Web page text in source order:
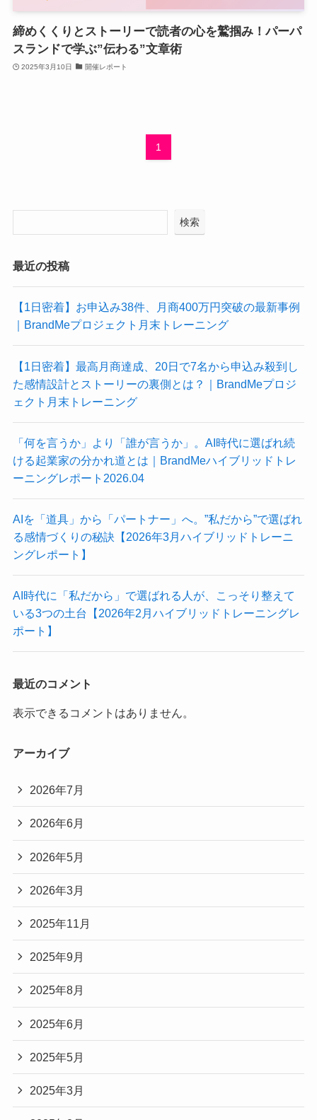
締めくくりとストーリーで読者の心を鷲掴み！パーパ
スランドで学ぶ”伝わる”文章術
2025年3月10日 開催レポート
1
検索
最近の投稿
【1日密着】お申込み38件、月商400万円突破の最新事例
｜BrandMeプロジェクト月末トレーニング
【1日密着】最高月商達成、20日で7名から申込み殺到し
た感情設計とストーリーの裏側とは？｜BrandMeプロジ
ェクト月末トレーニング
「何を言うか」より「誰が言うか」。AI時代に選ばれ続
ける起業家の分かれ道とは｜BrandMeハイブリッドトレ
ーニングレポート2026.04
AIを「道具」から「パートナー」へ。”私だから”で選ばれ
る感情づくりの秘訣【2026年3月ハイブリッドトレーニ
ングレポート】
AI時代に「私だから」で選ばれる人が、こっそり整えて
いる3つの土台【2026年2月ハイブリッドトレーニングレ
ポート】
最近のコメント
表示できるコメントはありません。
アーカイブ
2026年7月
2026年6月
2026年5月
2026年3月
2025年11月
2025年9月
2025年8月
2025年6月
2025年5月
2025年3月